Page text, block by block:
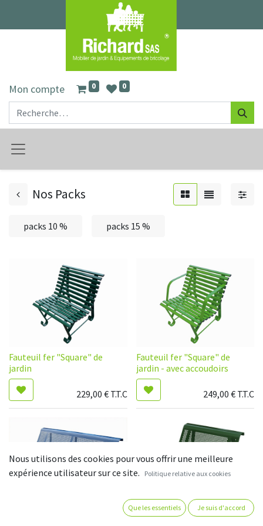
Mon compte 0 0
Nos Packs
packs 10 % packs 15 %
Fauteuil fer "Square" de
jardin
229,00 € T.T.C
Fauteuil fer "Square" de
jardin - avec accoudoirs
249,00 € T.T.C
Banc de jardin en fer 3 pieds -
Nous utilisons des cookies pour vous offrir une meilleure
expérience utilisateur sur ce site.
Politique relative aux cookies
Que les essentiels Je suis d'accord